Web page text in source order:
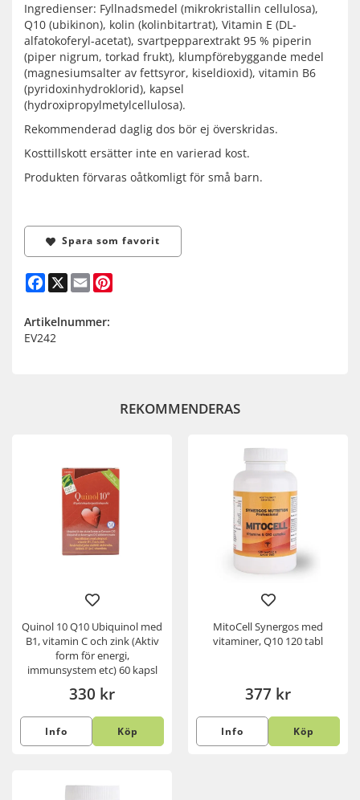
Ingredienser: Fyllnadsmedel (mikrokristallin cellulosa),
Q10 (ubikinon), kolin (kolinbitartrat), Vitamin E (DL-
alfatokoferyl-acetat), svartpepparextrakt 95 % piperin
(piper nigrum, torkad frukt), klumpförebyggande medel
(magnesiumsalter av fettsyror, kiseldioxid), vitamin B6
(pyridoxinhydroklorid), kapsel
(hydroxipropylmetylcellulosa).
Rekommenderad daglig dos bör ej överskridas.
Kosttillskott ersätter inte en varierad kost.
Produkten förvaras oåtkomligt för små barn.
Spara som favorit
Facebook
X Email
Artikelnummer:
EV242
REKOMMENDERAS
Quinol 10 Q10 Ubiquinol med
B1, vitamin C och zink (Aktiv
form för energi,
immunsystem etc) 60 kapsl
330 kr
Info Köp
MitoCell Synergos med
vitaminer, Q10 120 tabl
377 kr
Info Köp